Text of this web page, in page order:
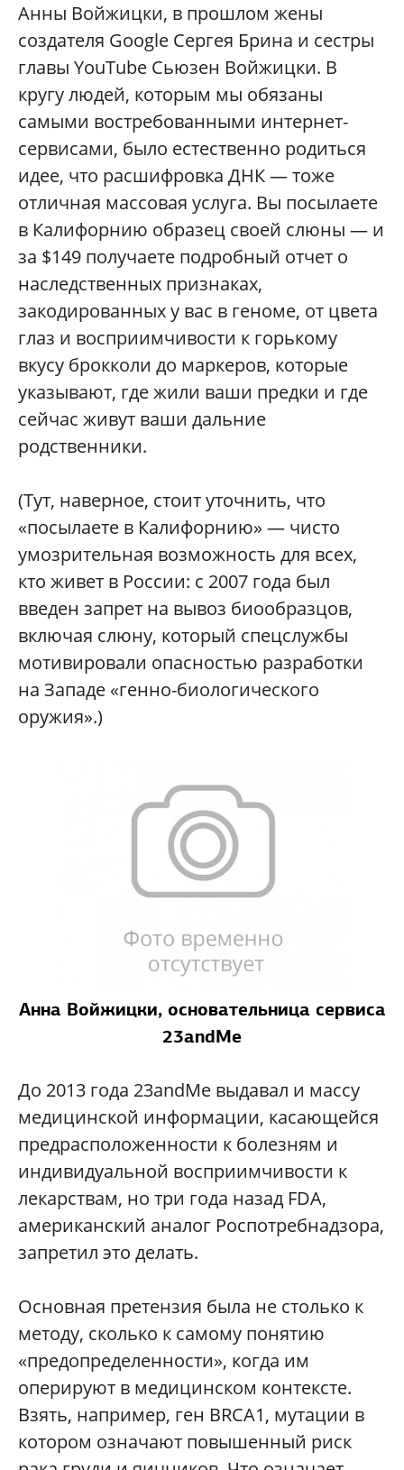
Анны Войжицки, в прошлом жены
создателя Google Сергея Брина и сестры
главы YouTube Сьюзен Войжицки. В
кругу людей, которым мы обязаны
самыми востребованными интернет-
сервисами, было естественно родиться
идее, что расшифровка ДНК — тоже
отличная массовая услуга. Вы посылаете
в Калифорнию образец своей слюны — и
за $149 получаете подробный отчет о
наследственных признаках,
закодированных у вас в геноме, от цвета
глаз и восприимчивости к горькому
вкусу брокколи до маркеров, которые
указывают, где жили ваши предки и где
сейчас живут ваши дальние
родственники.
(Тут, наверное, стоит уточнить, что
«посылаете в Калифорнию» — чисто
умозрительная возможность для всех,
кто живет в России: с 2007 года был
введен запрет на вывоз биообразцов,
включая слюну, который спецслужбы
мотивировали опасностью разработки
на Западе «генно-биологического
оружия».)
Анна Войжицки, основательница сервиса
23andMe
До 2013 года 23andMe выдавал и массу
медицинской информации, касающейся
предрасположенности к болезням и
индивидуальной восприимчивости к
лекарствам, но три года назад FDA,
американский аналог Роспотребнадзора,
запретил это делать.
Основная претензия была не столько к
методу, сколько к самому понятию
«предопределенности», когда им
оперируют в медицинском контексте.
Взять, например, ген BRCA1, мутации в
котором означают повышенный риск